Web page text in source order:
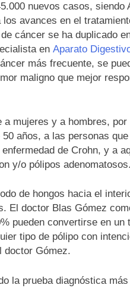
nuevos casos, siendo
avances en el
cáncer se ha duplicado
en Aparato
más frecuente, se
maligno que mejor
mujeres y a hombres,
años, a las personas
de Crohn, y a
y/o pólipos adenomatosos.
de hongos hacia el
El doctor Blas Gómez
pueden convertirse en un
tipo de pólipo con
doctor Gómez.
la prueba diagnóstica